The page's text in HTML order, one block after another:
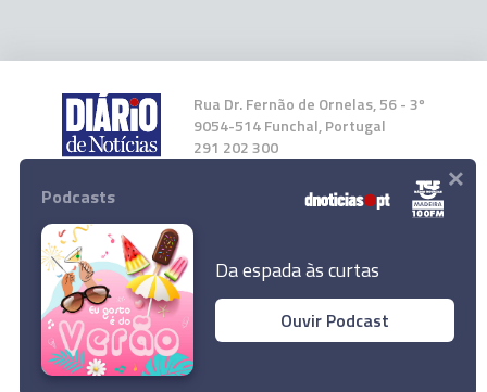
Rua Dr. Fernão de Ornelas, 56 - 3º
9054-514 Funchal, Portugal
291 202 300
Instale a nossa App
© 2025 Empresa Diário de Notícias, Lda.
Todos os direitos reservados.
Podcasts
Da espada às curtas
Ouvir Podcast
×